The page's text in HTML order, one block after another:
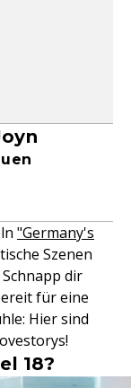
"Germany's
Szenen
dir
für eine
Hier sind
18?